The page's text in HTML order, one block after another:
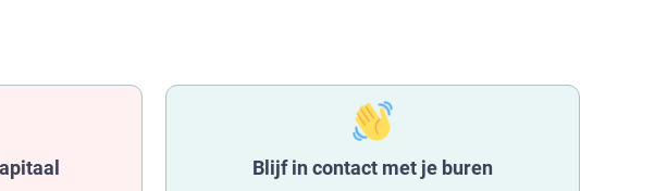
Blijf in contact met je buren